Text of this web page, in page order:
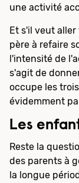
une activité
Et s'il veut
père à refaire
l'intensité de
s'agit de
occupe les
évidemment
Les
Reste la
des parents à
la longue